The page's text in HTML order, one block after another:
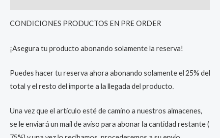
CONDICIONES PRODUCTOS EN PRE ORDER
¡Asegura tu producto abonando solamente la reserva!
Puedes hacer tu reserva ahora abonando solamente el 25% del
total y el resto del importe a la llegada del producto.
Una vez que el artículo esté de camino a nuestros almacenes,
se le enviará un mail de aviso para abonar la cantidad restante (